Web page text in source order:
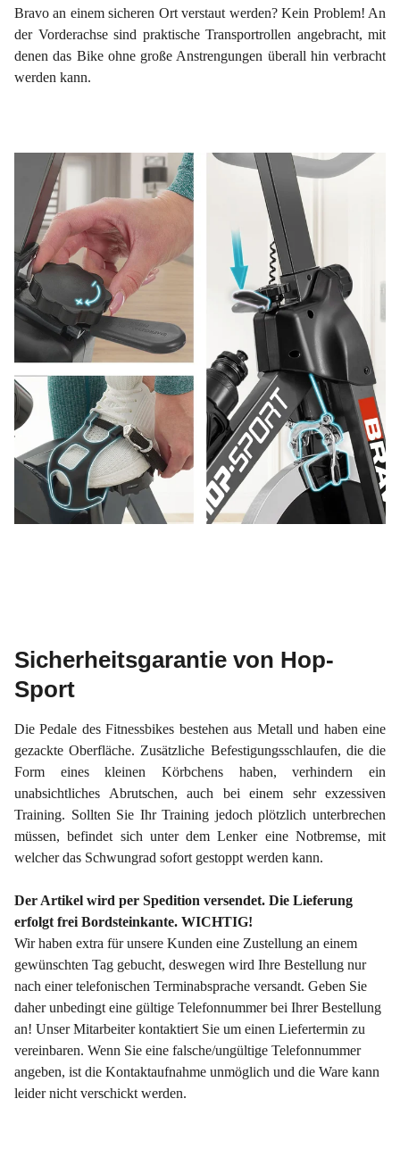
Bravo an einem sicheren Ort verstaut werden? Kein Problem! An
der Vorderachse sind praktische Transportrollen angebracht, mit
denen das Bike ohne große Anstrengungen überall hin verbracht
werden kann.
Sicherheitsgarantie von Hop-
Sport
Die Pedale des Fitnessbikes bestehen aus Metall und haben eine
gezackte Oberfläche. Zusätzliche Befestigungsschlaufen, die die
Form eines kleinen Körbchens haben, verhindern ein
unabsichtliches Abrutschen, auch bei einem sehr exzessiven
Training. Sollten Sie Ihr Training jedoch plötzlich unterbrechen
müssen, befindet sich unter dem Lenker eine Notbremse, mit
welcher das Schwungrad sofort gestoppt werden kann.
Der Artikel wird per Spedition versendet. Die Lieferung
erfolgt frei Bordsteinkante. WICHTIG!
Wir haben extra für unsere Kunden eine Zustellung an einem
gewünschten Tag gebucht, deswegen wird Ihre Bestellung nur
nach einer telefonischen Terminabsprache versandt. Geben Sie
daher unbedingt eine gültige Telefonnummer bei Ihrer Bestellung
an! Unser Mitarbeiter kontaktiert Sie um einen Liefertermin zu
vereinbaren. Wenn Sie eine falsche/ungültige Telefonnummer
angeben, ist die Kontaktaufnahme unmöglich und die Ware kann
leider nicht verschickt werden.